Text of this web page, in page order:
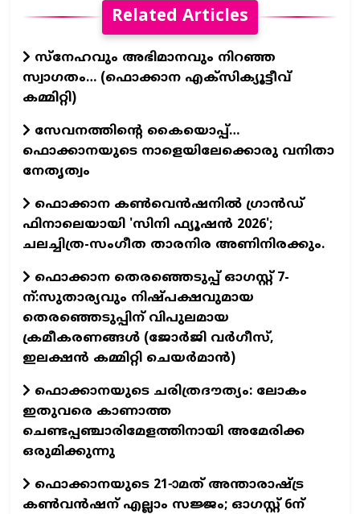
Related Articles
സ്നേഹവും അഭിമാനവും നിറഞ്ഞ
സ്വാഗതം… (ഫൊക്കാന എക്സിക്യൂട്ടീവ്
കമ്മിറ്റി)
സേവനത്തിന്റെ കൈയൊപ്പ്…
ഫൊക്കാനയുടെ നാളെയിലേക്കൊരു വനിതാ
നേതൃത്വം
ഫൊക്കാന കണ്‍വെന്‍ഷനില്‍ ഗ്രാന്‍ഡ്
ഫിനാലെയായി 'സിനി ഫ്യൂഷന്‍ 2026';
ചലച്ചിത്ര-സംഗീത താരനിര അണിനിരക്കും.
ഫൊക്കാന തെരഞ്ഞെടുപ്പ് ഓഗസ്റ്റ് 7-
ന്:സുതാര്യവും നിഷ്പക്ഷവുമായ
തെരഞ്ഞെടുപ്പിന് വിപുലമായ
ക്രമീകരണങ്ങൾ (ജോർജി വർഗീസ്,
ഇലക്ഷൻ കമ്മിറ്റി ചെയർമാൻ)
ഫൊക്കാനയുടെ ചരിത്രദൗത്യം: ലോകം
ഇതുവരെ കാണാത്ത
ചെണ്ടപ്പഞ്ചാരിമേളത്തിനായി അമേരിക്ക
ഒരുമിക്കുന്നു
ഫൊക്കാനയുടെ 21-ാമത് അന്താരാഷ്ട്ര
കൺവൻഷന് എല്ലാം സജ്ജം; ഓഗസ്റ്റ് 6ന്